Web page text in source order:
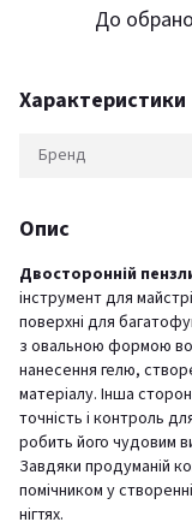
До
Характеристики
Бренд
Опис
Двосторонній
інструмент для
поверхні для
з овальною формою
нанесення гелю,
матеріалу. Інша
точність і контроль
робить його чудовим
Завдяки продуманій
помічником у
нігтях.